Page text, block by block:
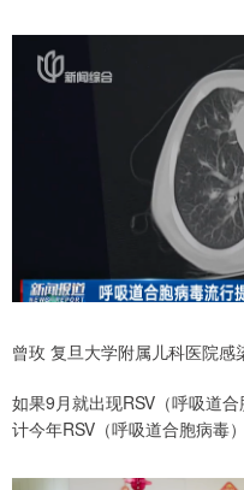
曾玫 复旦大学附属儿科医院感
如果9月就出现RSV（呼吸道
计今年RSV（呼吸道合胞病毒